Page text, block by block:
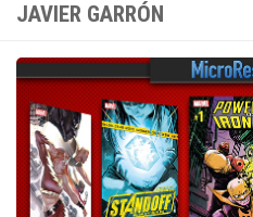
JAVIER GARRÓN